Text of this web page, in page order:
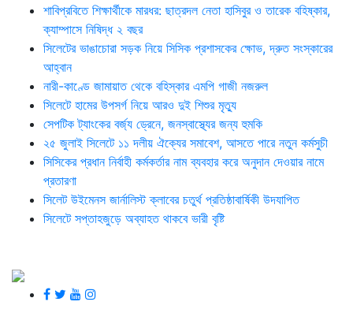
শাবিপ্রবিতে শিক্ষার্থীকে মারধর: ছাত্রদল নেতা হাসিবুর ও তারেক বহিষ্কার,
ক্যাম্পাসে নিষিদ্ধ ২ বছর
সিলেটের ভাঙাচোরা সড়ক নিয়ে সিসিক প্রশাসকের ক্ষোভ, দ্রুত সংস্কারের
আহ্বান
নারী-কাণ্ডে জামায়াত থেকে বহিস্কার এমপি গাজী নজরুল
সিলেটে হামের উপসর্গ নিয়ে আরও দুই শিশুর মৃত্যু
সেপটিক ট্যাংকের বর্জ্য ড্রেনে, জনস্বাস্থ্যের জন্য হুমকি
২৫ জুলাই সিলেটে ১১ দলীয় ঐক্যের সমাবেশ, আসতে পারে নতুন কর্মসুচী
সিসিকের প্রধান নির্বাহী কর্মকর্তার নাম ব্যবহার করে অনুদান দেওয়ার নামে
প্রতারণা
সিলেট উইমেনস জার্নালিস্ট ক্লাবের চতুর্থ প্রতিষ্ঠাবার্ষিকী উদযাপিত
সিলেটে সপ্তাহজুড়ে অব্যাহত থাকবে ভারী বৃষ্টি